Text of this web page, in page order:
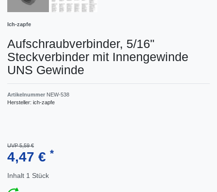
Ich-zapfe
Aufschraubverbinder, 5/16"
Steckverbinder mit Innengewinde
UNS Gewinde
Artikelnummer NEW-538
Hersteller: ich-zapfe
UVP 5,59 €
4,47 € *
Inhalt 1 Stück